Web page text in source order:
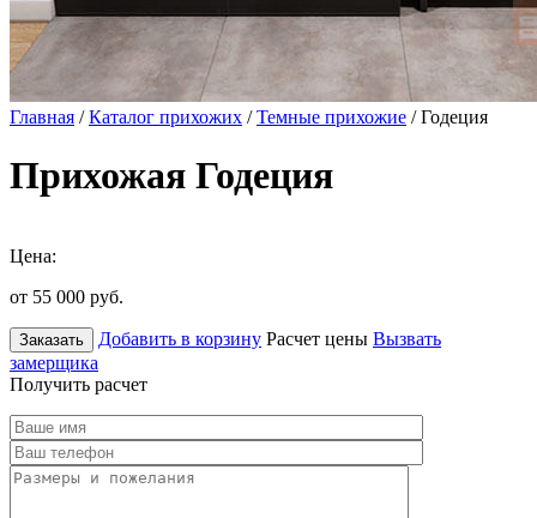
Главная /Каталог прихожих /Темные прихожие / Годеция
Прихожая Годеция
Цена:
от 55 000 руб.
Заказать Добавить в корзину Расчет цены Вызвать
замерщика
Получить расчет